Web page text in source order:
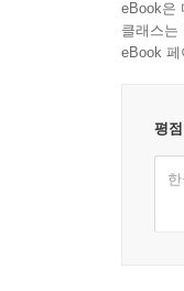
eBook은
클래스는
eBook
평점